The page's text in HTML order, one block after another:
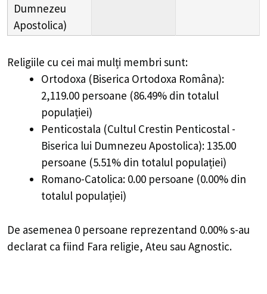
Dumnezeu
Apostolica)
Religiile cu cei mai mulți membri sunt:
Ortodoxa (Biserica Ortodoxa Româna):
2,119.00 persoane (86.49% din totalul
populației)
Penticostala (Cultul Crestin Penticostal -
Biserica lui Dumnezeu Apostolica): 135.00
persoane (5.51% din totalul populației)
Romano-Catolica: 0.00 persoane (0.00% din
totalul populației)
De asemenea 0 persoane reprezentand 0.00% s-au
declarat ca fiind Fara religie, Ateu sau Agnostic.